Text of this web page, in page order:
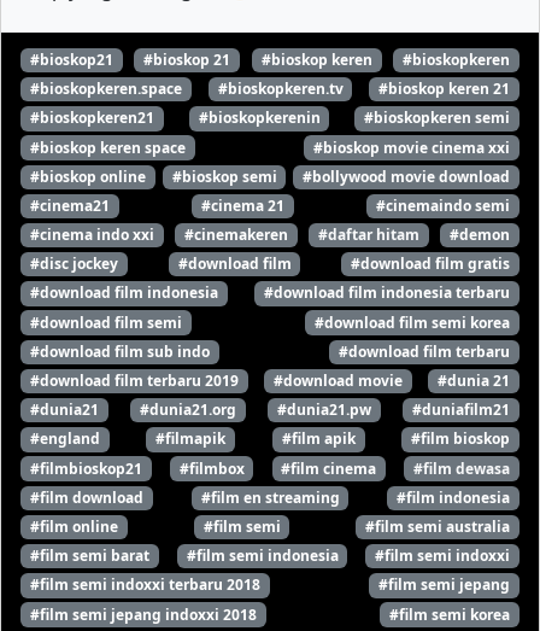
#bioskop21 #bioskop 21 #bioskop keren
#bioskopkeren
#bioskopkeren.space
#bioskopkeren.tv
#bioskop keren 21
#bioskopkeren21
#bioskopkerenin
#bioskopkeren semi
#bioskop keren space
#bioskop movie cinema xxi
#bioskop online
#bioskop semi
#bollywood movie download
#cinema21
#cinema 21
#cinemaindo semi
#cinema indo xxi
#cinemakeren #daftar hitam
#demon
#disc jockey
#download film
#download film gratis
#download film indonesia
#download film indonesia terbaru
#download film semi
#download film semi korea
#download film sub indo
#download film terbaru
#download film terbaru 2019
#download movie
#dunia 21
#dunia21
#dunia21.org #dunia21.pw
#duniafilm21
#england
#filmapik #film apik
#film bioskop
#filmbioskop21
#filmbox #film cinema
#film dewasa
#film download
#film en streaming
#film indonesia
#film online
#film semi
#film semi australia
#film semi barat
#film semi indonesia
#film semi indoxxi
#film semi indoxxi terbaru 2018
#film semi jepang
#film semi jepang indoxxi 2018
#film semi korea